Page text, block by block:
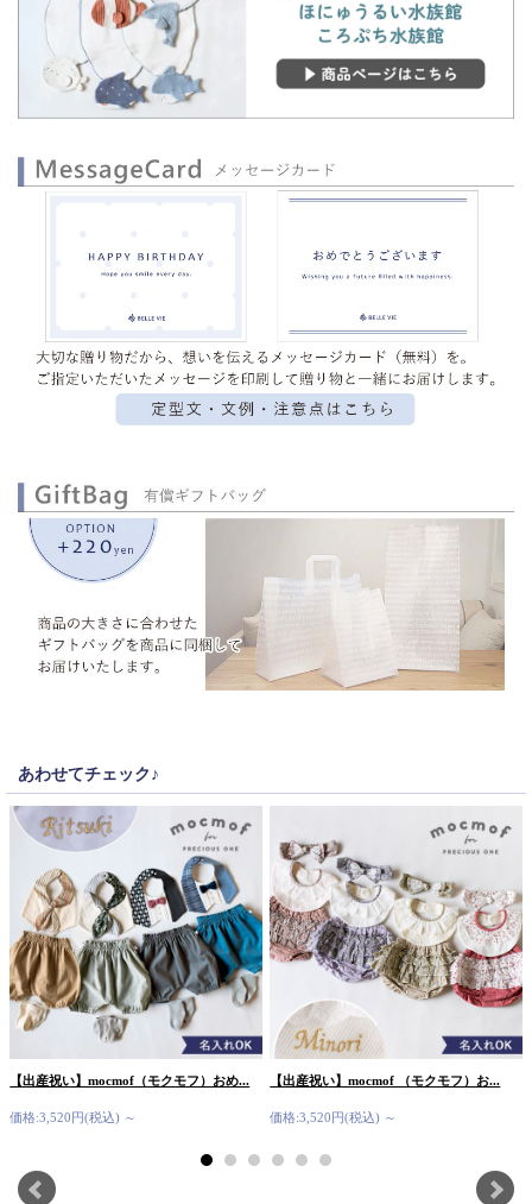
あわせてチェック♪
【出産祝い】mocmof（モクモフ）おめ...
価格:3,520円(税込) ～
【出産祝い】mocmof （モクモフ）お...
価格:3,520円(税込) ～